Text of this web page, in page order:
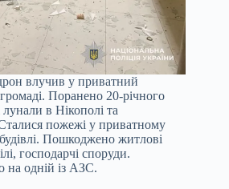
влучив у приватний
Поранено 20-річного
в Нікополі та
пожежі у приватному
Пошкоджено житлові
господарчі споруди.
на одній із АЗС.